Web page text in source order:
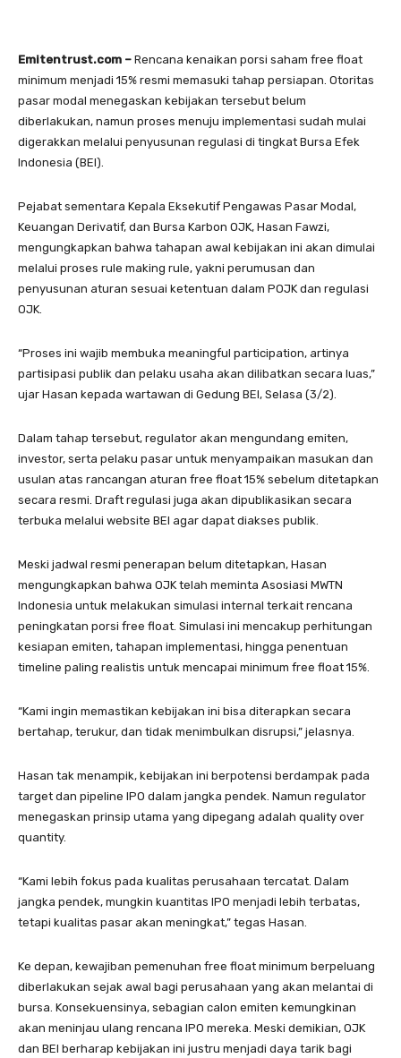
Emitentrust.com – Rencana kenaikan porsi saham free float
minimum menjadi 15% resmi memasuki tahap persiapan. Otoritas
pasar modal menegaskan kebijakan tersebut belum
diberlakukan, namun proses menuju implementasi sudah mulai
digerakkan melalui penyusunan regulasi di tingkat Bursa Efek
Indonesia (BEI).
Pejabat sementara Kepala Eksekutif Pengawas Pasar Modal,
Keuangan Derivatif, dan Bursa Karbon OJK, Hasan Fawzi,
mengungkapkan bahwa tahapan awal kebijakan ini akan dimulai
melalui proses rule making rule, yakni perumusan dan
penyusunan aturan sesuai ketentuan dalam POJK dan regulasi
OJK.
“Proses ini wajib membuka meaningful participation, artinya
partisipasi publik dan pelaku usaha akan dilibatkan secara luas,”
ujar Hasan kepada wartawan di Gedung BEI, Selasa (3/2).
Dalam tahap tersebut, regulator akan mengundang emiten,
investor, serta pelaku pasar untuk menyampaikan masukan dan
usulan atas rancangan aturan free float 15% sebelum ditetapkan
secara resmi. Draft regulasi juga akan dipublikasikan secara
terbuka melalui website BEI agar dapat diakses publik.
Meski jadwal resmi penerapan belum ditetapkan, Hasan
mengungkapkan bahwa OJK telah meminta Asosiasi MWTN
Indonesia untuk melakukan simulasi internal terkait rencana
peningkatan porsi free float. Simulasi ini mencakup perhitungan
kesiapan emiten, tahapan implementasi, hingga penentuan
timeline paling realistis untuk mencapai minimum free float 15%.
“Kami ingin memastikan kebijakan ini bisa diterapkan secara
bertahap, terukur, dan tidak menimbulkan disrupsi,” jelasnya.
Hasan tak menampik, kebijakan ini berpotensi berdampak pada
target dan pipeline IPO dalam jangka pendek. Namun regulator
menegaskan prinsip utama yang dipegang adalah quality over
quantity.
“Kami lebih fokus pada kualitas perusahaan tercatat. Dalam
jangka pendek, mungkin kuantitas IPO menjadi lebih terbatas,
tetapi kualitas pasar akan meningkat,” tegas Hasan.
Ke depan, kewajiban pemenuhan free float minimum berpeluang
diberlakukan sejak awal bagi perusahaan yang akan melantai di
bursa. Konsekuensinya, sebagian calon emiten kemungkinan
akan meninjau ulang rencana IPO mereka. Meski demikian, OJK
dan BEI berharap kebijakan ini justru menjadi daya tarik bagi